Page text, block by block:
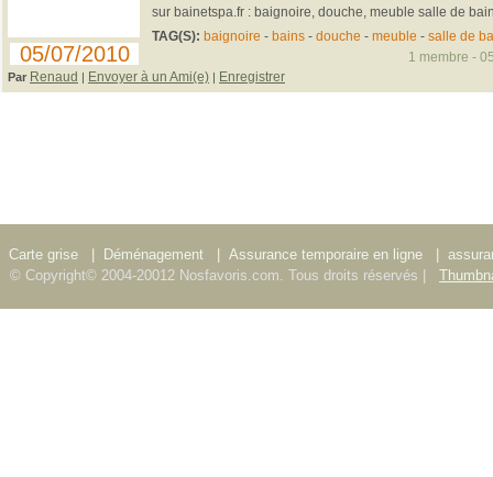
05/07/2010
sur bainetspa.fr : baignoire, douche, meuble salle de
TAG(S): baignoire - bains- douche - meuble - salle de
Par Renaud | Envoyer à un Ami(e) | Enregistrer
1 membre -
Carte grise Déménagement Assurance temporaire en ligne
© Copyright© 2004-20012 Nosfavoris.com. Tous droits réservés |